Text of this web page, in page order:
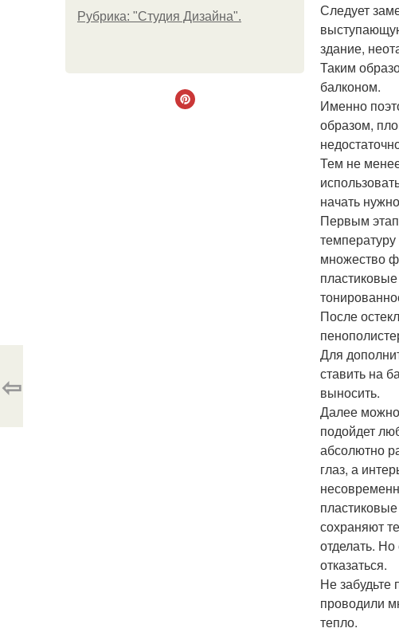
Рубрика: "Студия Дизайна".
Следует
здание,
Таким
балконом.
Именно
образом,
Тем не
начать
Первым
множество
После
Для
ставить на
выносить.
Далее можно
подойдет
абсолютно
глаз, а
сохраняют
отделать.
отказаться.
Не
проводили
тепло.
⇦